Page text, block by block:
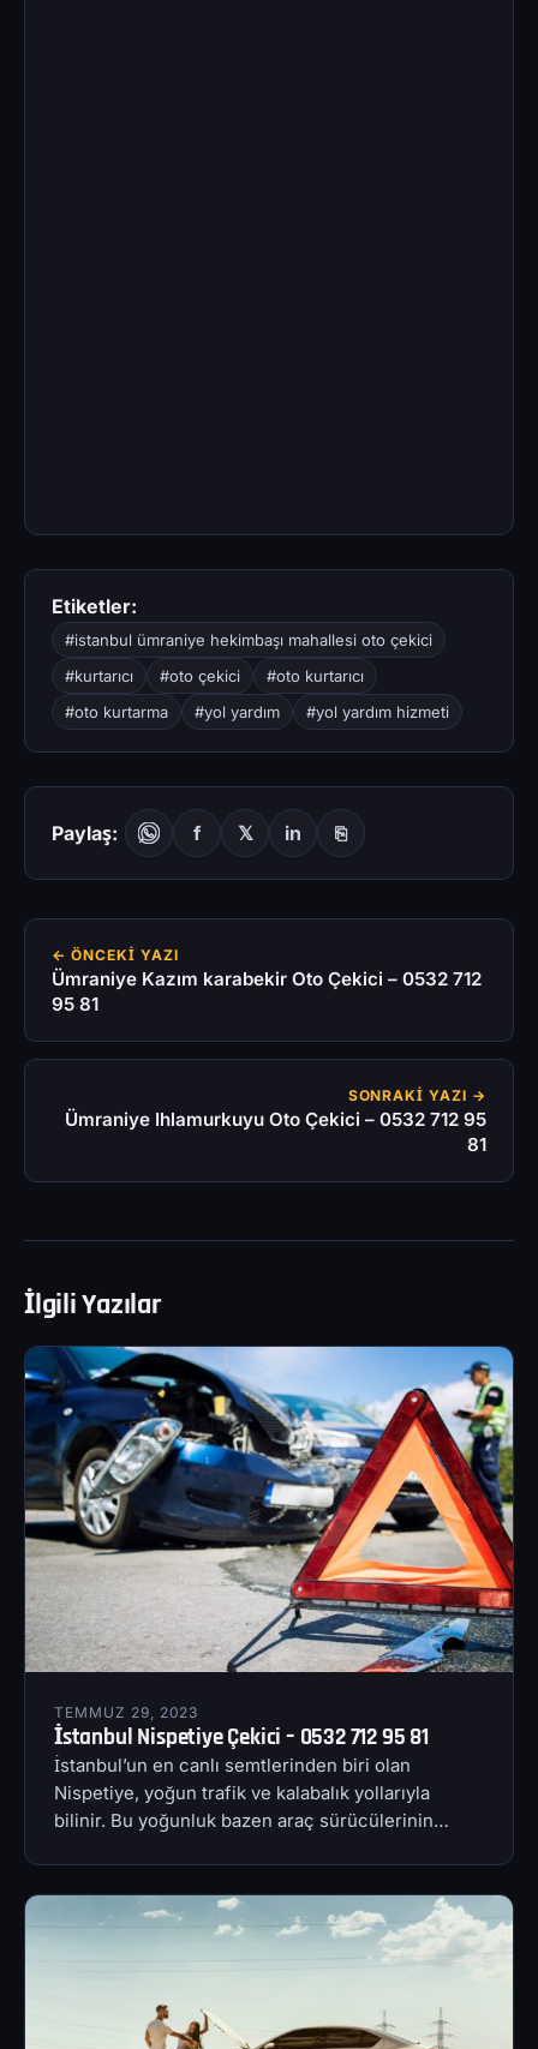
Etiketler:
#istanbul ümraniye hekimbaşı mahallesi oto çekici
#kurtarıcı
#oto çekici
#oto kurtarıcı
#oto kurtarma
#yol yardım #yol yardım hizmeti
Paylaş: f 𝕏 in ⎘
← ÖNCEKI YAZI
Ümraniye Kazım karabekir Oto Çekici – 0532 712
95 81
SONRAKI YAZI →
Ümraniye Ihlamurkuyu Oto Çekici – 0532 712 95
81
İlgili Yazılar
TEMMUZ 29, 2023
İstanbul Nispetiye Çekici – 0532 712 95 81
İstanbul’un en canlı semtlerinden biri olan
Nispetiye, yoğun trafik ve kalabalık yollarıyla
bilinir. Bu yoğunluk bazen araç sürücülerinin…